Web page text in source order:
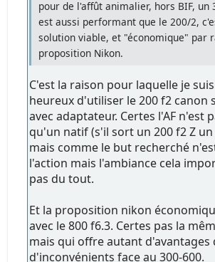
pour de l'affût animalier, hors BIF, un
est aussi performant que le 200/2,
solution viable, et "économique" par
proposition Nikon.
C'est la raison pour laquelle je
heureux d'utiliser le 200 f2 canon
avec adaptateur. Certes l'AF n'est
qu'un natif (s'il sort un 200 f2 Z
mais comme le but recherché
l'action mais l'ambiance cela
pas du tout.
Et la proposition nikon
avec le 800 f6.3. Certes pas la
mais qui offre autant d'avantages
d'inconvénients face au 300-600.